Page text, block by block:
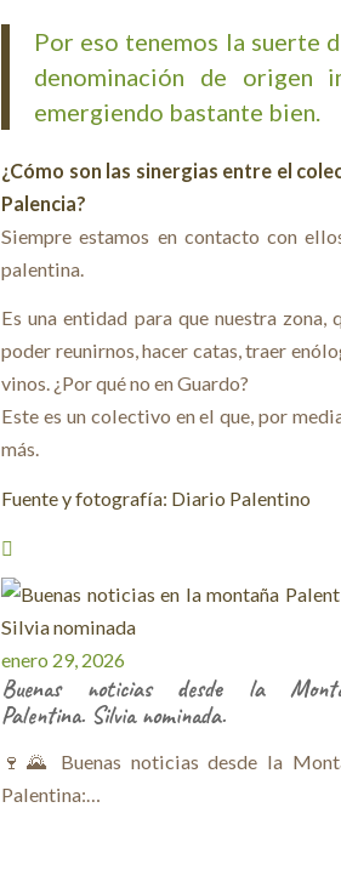
Por eso tenemos la suerte
denominación de origen
emergiendo bastante bien.
¿Cómo son las sinergias entre el
Palencia?
Siempre estamos en contacto con
palentina.
Es una entidad para que nuestra
poder reunirnos, hacer catas, traer
vinos. ¿Por qué no en Guardo?
Este es un colectivo en el que, por
más.
Fuente y fotografía: Diario Palentino
enero 29, 2026
Buenas noticias desde la
Palentina. Silvia nominada.
🍷🌄 Buenas noticias desde la
Palentina:…